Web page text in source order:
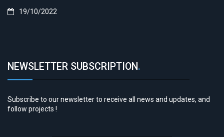
19/10/2022
NEWSLETTER SUBSCRIPTION.
Subscribe to our newsletter to receive all news and updates, and
follow projects !